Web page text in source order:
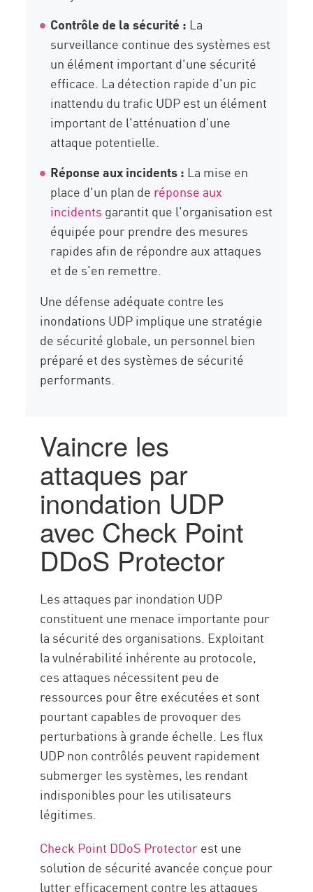
Contrôle de la sécurité : La
surveillance continue des systèmes est
un élément important d'une sécurité
efficace. La détection rapide d'un pic
inattendu du trafic UDP est un élément
important de l'atténuation d'une
attaque potentielle.
Réponse aux incidents : La mise en
place d'un plan de réponse aux
incidents garantit que l'organisation est
équipée pour prendre des mesures
rapides afin de répondre aux attaques
et de s'en remettre.
Une défense adéquate contre les
inondations UDP implique une stratégie
de sécurité globale, un personnel bien
préparé et des systèmes de sécurité
performants.
Vaincre les
attaques par
inondation UDP
avec Check Point
DDoS Protector
Les attaques par inondation UDP
constituent une menace importante pour
la sécurité des organisations. Exploitant
la vulnérabilité inhérente au protocole,
ces attaques nécessitent peu de
ressources pour être exécutées et sont
pourtant capables de provoquer des
perturbations à grande échelle. Les flux
UDP non contrôlés peuvent rapidement
submerger les systèmes, les rendant
indisponibles pour les utilisateurs
légitimes.
Check Point DDoS Protectorest une
solution de sécurité avancée conçue pour
lutter efficacement contre les attaques